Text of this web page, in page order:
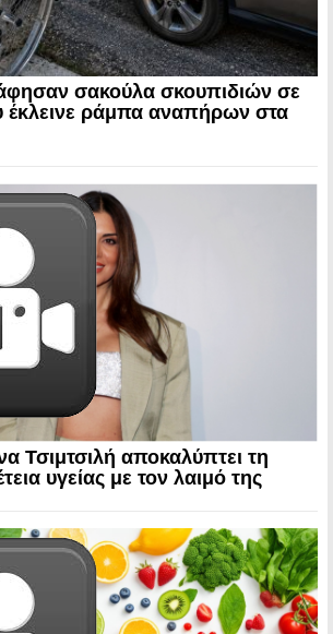
σακούλα σκουπιδιών σε
έκλεινε ράμπα αναπήρων στα
Τσιμτσιλή αποκαλύπτει τη
υγείας με τον λαιμό της